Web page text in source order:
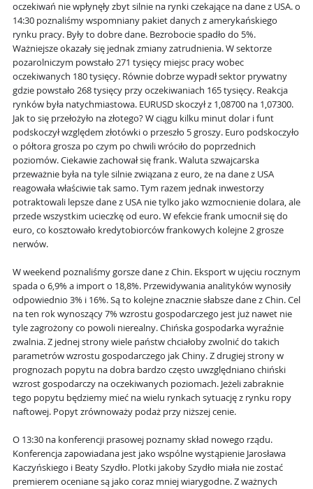
oczekiwań nie wpłynęły zbyt silnie na rynki czekające na dane z USA. o
14:30 poznaliśmy wspomniany pakiet danych z amerykańskiego
rynku pracy. Były to dobre dane. Bezrobocie spadło do 5%.
Ważniejsze okazały się jednak zmiany zatrudnienia. W sektorze
pozarolniczym powstało 271 tysięcy miejsc pracy wobec
oczekiwanych 180 tysięcy. Równie dobrze wypadł sektor prywatny
gdzie powstało 268 tysięcy przy oczekiwaniach 165 tysięcy. Reakcja
rynków była natychmiastowa. EURUSD skoczył z 1,08700 na 1,07300.
Jak to się przełożyło na złotego? W ciągu kilku minut dolar i funt
podskoczył względem złotówki o przeszło 5 groszy. Euro podskoczyło
o półtora grosza po czym po chwili wróciło do poprzednich
poziomów. Ciekawie zachował się frank. Waluta szwajcarska
przeważnie była na tyle silnie związana z euro, że na dane z USA
reagowała właściwie tak samo. Tym razem jednak inwestorzy
potraktowali lepsze dane z USA nie tylko jako wzmocnienie dolara, ale
przede wszystkim ucieczkę od euro. W efekcie frank umocnił się do
euro, co kosztowało kredytobiorców frankowych kolejne 2 grosze
nerwów.
W weekend poznaliśmy gorsze dane z Chin. Eksport w ujęciu rocznym
spada o 6,9% a import o 18,8%. Przewidywania analityków wynosiły
odpowiednio 3% i 16%. Są to kolejne znacznie słabsze dane z Chin. Cel
na ten rok wynoszący 7% wzrostu gospodarczego jest już nawet nie
tyle zagrożony co powoli nierealny. Chińska gospodarka wyraźnie
zwalnia. Z jednej strony wiele państw chciałoby zwolnić do takich
parametrów wzrostu gospodarczego jak Chiny. Z drugiej strony w
prognozach popytu na dobra bardzo często uwzględniano chiński
wzrost gospodarczy na oczekiwanych poziomach. Jeżeli zabraknie
tego popytu będziemy mieć na wielu rynkach sytuację z rynku ropy
naftowej. Popyt zrównoważy podaż przy niższej cenie.
O 13:30 na konferencji prasowej poznamy skład nowego rządu.
Konferencja zapowiadana jest jako wspólne wystąpienie Jarosława
Kaczyńskiego i Beaty Szydło. Plotki jakoby Szydło miała nie zostać
premierem oceniane są jako coraz mniej wiarygodne. Z ważnych